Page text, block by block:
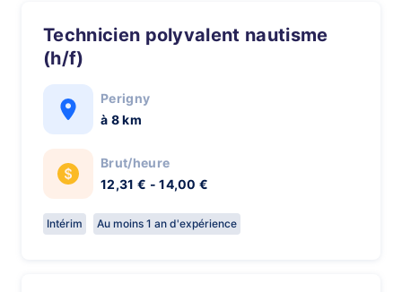
Technicien polyvalent nautisme
(h/f)
Perigny
à 8 km
Brut/heure
12,31 € - 14,00 €
Intérim Au moins 1 an d'expérience